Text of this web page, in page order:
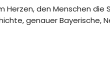
Herzen, den Menschen die
genauer Bayerische,